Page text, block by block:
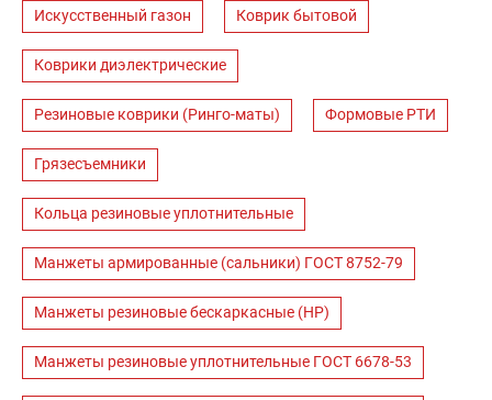
Искусственный газон Коврик бытовой
Коврики диэлектрические
Резиновые коврики (Ринго-маты) Формовые РТИ
Грязесъемники
Кольца резиновые уплотнительные
Манжеты армированные (сальники) ГОСТ 8752-79
Манжеты резиновые бескаркасные (НР)
Манжеты резиновые уплотнительные ГОСТ 6678-53